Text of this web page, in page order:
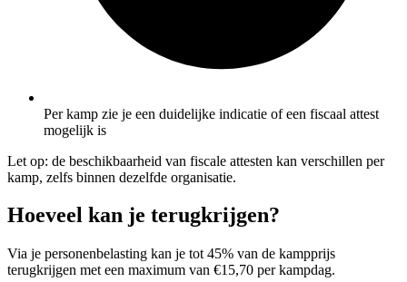
Per kamp zie je een duidelijke indicatie of een fiscaal attest
mogelijk is
Let op: de beschikbaarheid van fiscale attesten kan verschillen per
kamp, zelfs binnen dezelfde organisatie.
Hoeveel kan je terugkrijgen?
Via je personenbelasting kan je tot 45% van de kampprijs
terugkrijgen met een maximum van €15,70 per kampdag.